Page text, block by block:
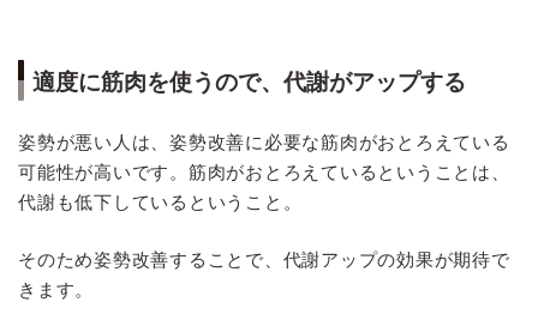
適度に筋肉を使うので、代謝がアップする
姿勢が悪い人は、姿勢改善に必要な筋肉がおとろえている
可能性が高いです。筋肉がおとろえているということは、
代謝も低下しているということ。
そのため姿勢改善することで、代謝アップの効果が期待で
きます。